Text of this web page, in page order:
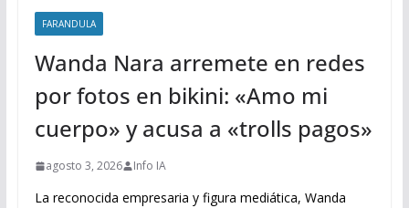
FARANDULA
Wanda Nara arremete en redes
por fotos en bikini: «Amo mi
cuerpo» y acusa a «trolls pagos»
agosto 3, 2026 Info IA
La reconocida empresaria y figura mediática, Wanda